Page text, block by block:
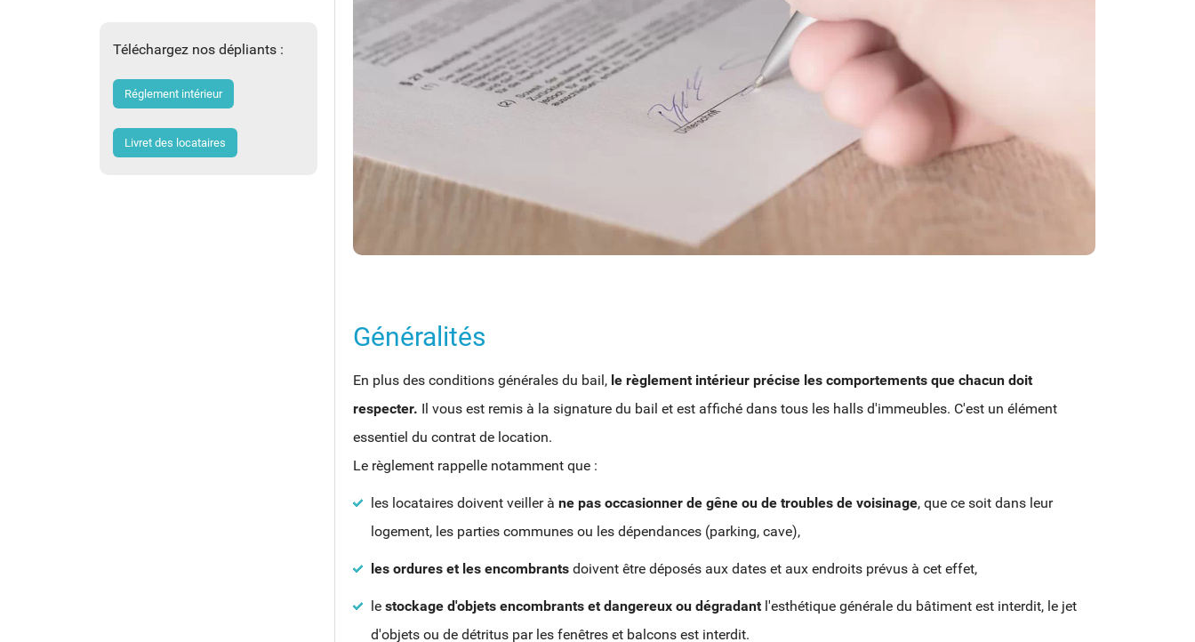
Généralités
En plus des conditions générales du bail, le règlement intérieur précise les comportements que chacun doit
respecter. Il vous est remis à la signature du bail et est affiché dans tous les halls d'immeubles. C'est un élément
essentiel du contrat de location.
Le règlement rappelle notamment que :
les locataires doivent veiller à ne pas occasionner de gêne ou de troubles de voisinage, que ce soit dans leur
logement, les parties communes ou les dépendances (parking, cave),
les ordures et les encombrants doivent être déposés aux dates et aux endroits prévus à cet effet,
le stockage d'objets encombrants et dangereux ou dégradant l'esthétique générale du bâtiment est interdit, le jet
d'objets ou de détritus par les fenêtres et balcons est interdit.
Téléchargez nos dépliants :
Réglement intérieur
Livret des locataires